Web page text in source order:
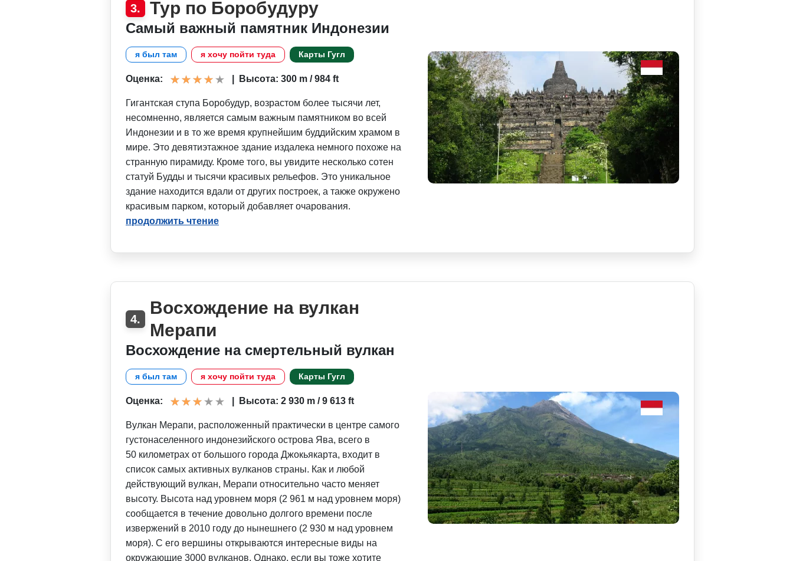
3. Тур по Боробудуру
Самый важный памятник Индонезии
я был там я хочу пойти туда Карты Гугл
Оценка: Высота: 300 m / 984 ft
Гигантская ступа Боробудур, возрастом более тысячи лет,
несомненно, является самым важным памятником во всей
Индонезии и в то же время крупнейшим буддийским храмом в
мире. Это девятиэтажное здание издалека немного похоже на
странную пирамиду. Кроме того, вы увидите несколько сотен
статуй Будды и тысячи красивых рельефов. Это уникальное
здание находится вдали от других построек, а также окружено
красивым парком, который добавляет очарования.
продолжить чтение
4.
Восхождение на вулкан
Мерапи
Восхождение на смертельный вулкан
я был там я хочу пойти туда Карты Гугл
Оценка: Высота: 2 930 m / 9 613 ft
Вулкан Мерапи, расположенный практически в центре самого
густонаселенного индонезийского острова Ява, всего в
50 километрах от большого города Джокьякарта, входит в
список самых активных вулканов страны. Как и любой
действующий вулкан, Мерапи относительно часто меняет
высоту. Высота над уровнем моря (2 961 м над уровнем моря)
сообщается в течение довольно долгого времени после
извержений в 2010 году до нынешнего (2 930 м над уровнем
моря). С его вершины открываются интересные виды на
окружающие 3000 вулканов. Однако, если вы тоже хотите